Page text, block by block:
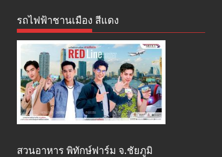
รถไฟฟ้าชานเมือง สีแดง
สวนอาหาร พิทักษ์ฟาร์ม จ.ชัยภูมิ